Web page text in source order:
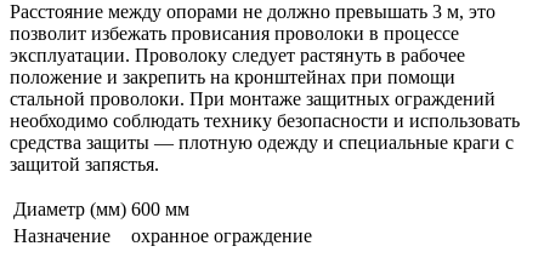
Расстояние между опорами не должно превышать 3 м, это
позволит избежать провисания проволоки в процессе
эксплуатации. Проволоку следует растянуть в рабочее
положение и закрепить на кронштейнах при помощи
стальной проволоки. При монтаже защитных ограждений
необходимо соблюдать технику безопасности и использовать
средства защиты — плотную одежду и специальные краги с
защитой запястья.
Диаметр (мм) 600 мм
Назначение
охранное ограждение